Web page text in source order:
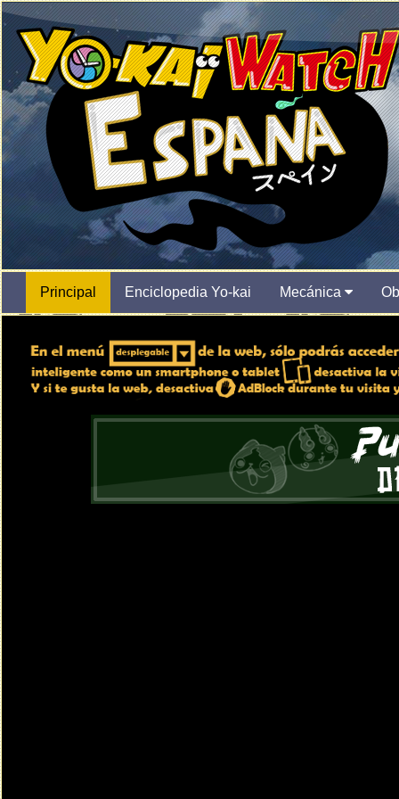
Principal Enciclopedia Yo-kai Mecánica